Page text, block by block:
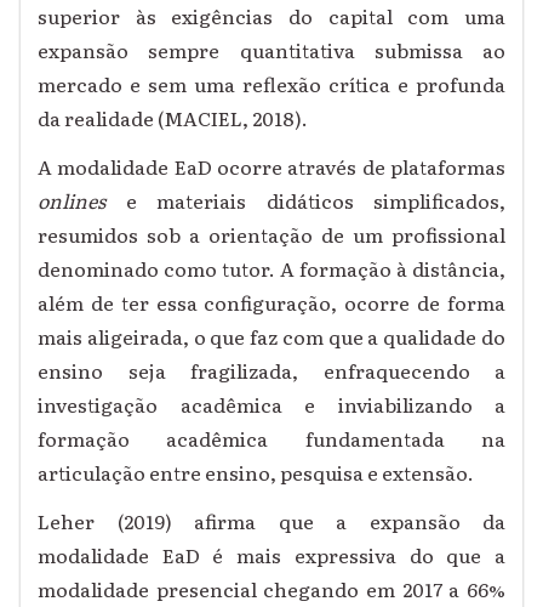
superior às exigências do capital com uma
expansão sempre quantitativa submissa ao
mercado e sem uma reflexão crítica e profunda
da realidade (MACIEL, 2018).
A modalidade EaD ocorre através de plataformas
onlines e materiais didáticos simplificados,
resumidos sob a orientação de um profissional
denominado como tutor. A formação à distância,
além de ter essa configuração, ocorre de forma
mais aligeirada, o que faz com que a qualidade do
ensino seja fragilizada, enfraquecendo a
investigação acadêmica e inviabilizando a
formação acadêmica fundamentada na
articulação entre ensino, pesquisa e extensão.
Leher (2019) afirma que a expansão da
modalidade EaD é mais expressiva do que a
modalidade presencial chegando em 2017 a 66%